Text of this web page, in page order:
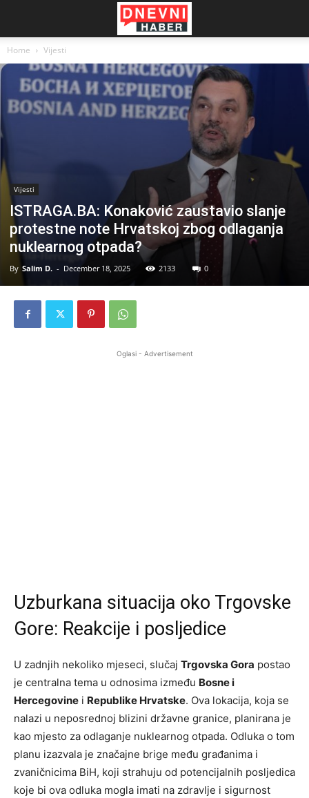
Home Vijesti
Vijesti
ISTRAGA.BA: Konaković zaustavio slanje
protestne note Hrvatskoj zbog odlaganja
nuklearnog otpada?
By Salim D. - December 18, 2025 2133 0
Oglasi - Advertisement
Uzburkana situacija oko Trgovske
Gore: Reakcije i posljedice
U zadnjih nekoliko mjeseci, slučaj Trgovska Gora postao
je centralna tema u odnosima između Bosne i
Hercegovine i Republike Hrvatske. Ova lokacija, koja se
nalazi u neposrednoj blizini državne granice, planirana je
kao mjesto za odlaganje nuklearnog otpada. Odluka o tom
planu izazvala je značajne brige među građanima i
zvaničnicima BiH, koji strahuju od potencijalnih posljedica
koje bi ova odluka mogla imati na zdravlje i sigurnost